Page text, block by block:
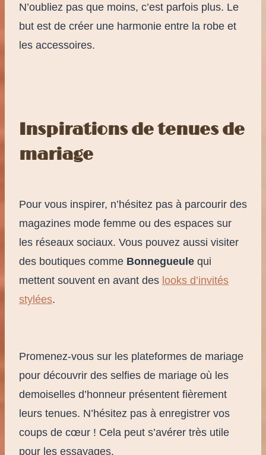
N’oubliez pas que moins, c’est parfois plus. Le
but est de créer une harmonie entre la robe et
les accessoires.
Inspirations de tenues de
mariage
Pour vous inspirer, n’hésitez pas à parcourir des
magazines mode femme ou des espaces sur
les réseaux sociaux. Vous pouvez aussi visiter
des boutiques comme Bonnegueule qui
mettent souvent en avant des looks d’invités
stylées.
Promenez-vous sur les plateformes de mariage
pour découvrir des selfies de mariage où les
demoiselles d’honneur présentent fièrement
leurs tenues. N’hésitez pas à enregistrer vos
coups de cœur ! Cela peut s’avérer très utile
pour les essayages.